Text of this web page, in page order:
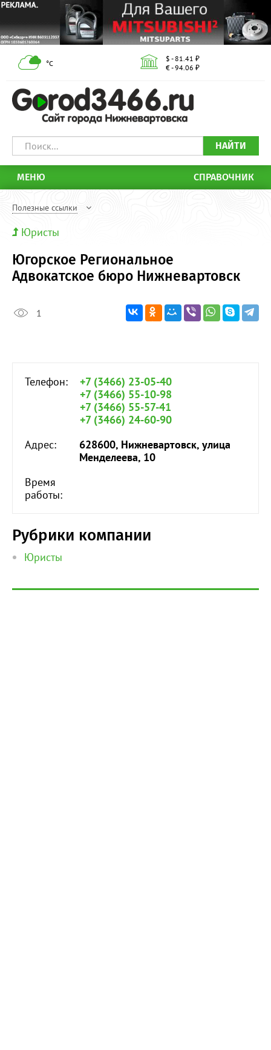
°С
$ - 81.41 ₽
€ - 94.06 ₽
НАЙТИ
МЕНЮ СПРАВОЧНИК
Полезные ссылки
Юристы
Югорское Региональное
Адвокатское бюро Нижневартовск
1
Телефон:
+7 (3466) 23-05-40
+7 (3466) 55-10-98
+7 (3466) 55-57-41
+7 (3466) 24-60-90
Адрес:
628600, Нижневартовск, улица
Менделеева, 10
Время
работы:
Рубрики компании
Юристы